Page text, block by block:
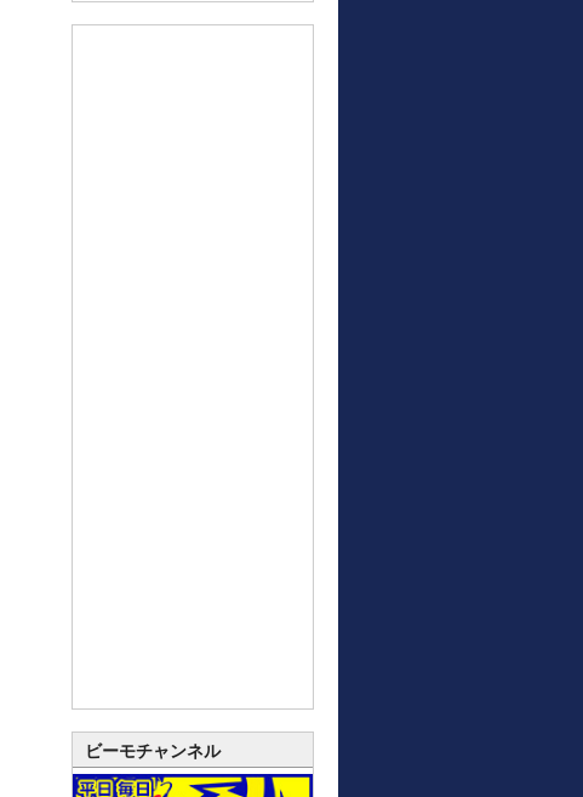
ビーモチャンネル